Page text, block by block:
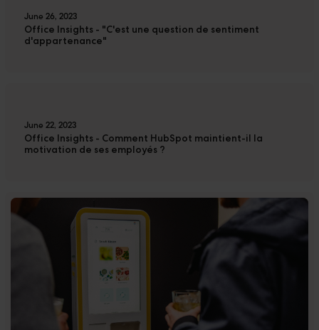
June 26, 2023
Office Insights - "C'est une question de sentiment
d'appartenance"
June 22, 2023
Office Insights - Comment HubSpot maintient-il la
motivation de ses employés ?